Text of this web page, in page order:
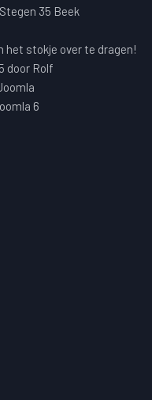
35 Beek
het stokje over te dragen!
door Rolf
6